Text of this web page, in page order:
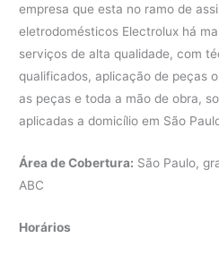
empresa que esta no ramo de
eletrodomésticos Electrolux há
serviços de alta qualidade, com
qualificados, aplicação de peças
as peças e toda a mão de obra,
aplicadas a domicílio em São
Área de Cobertura: São Paulo,
ABC
Horários